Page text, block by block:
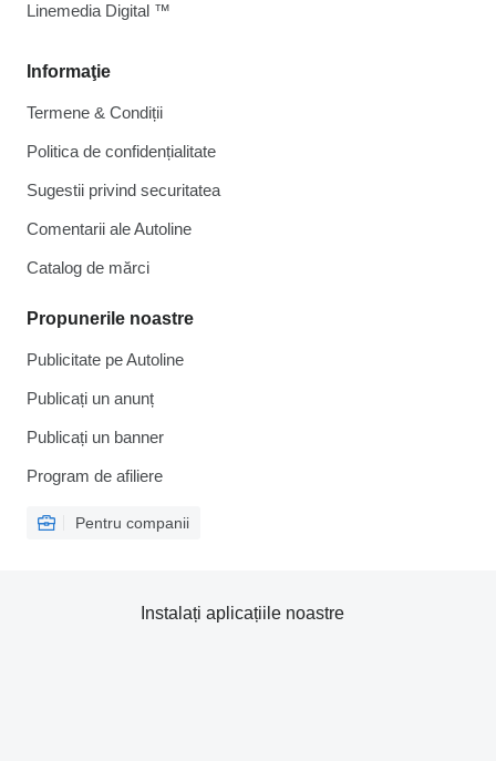
Informaţie
Termene & Condiții
Politica de confidențialitate
Sugestii privind securitatea
Comentarii ale Autoline
Catalog de mărcі
Propunerile noastre
Publicitate pe Autoline
Publicați un anunț
Publicați un banner
Program de afiliere
Pentru companii
Linemedia Digital ™
Instalați aplicațiile noastre